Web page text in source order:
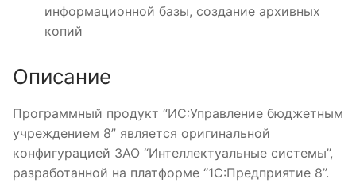
информационной базы, создание архивных
копий
Описание
Программный продукт “ИС:Управление бюджетным
учреждением 8” является оригинальной
конфигурацией ЗАО “Интеллектуальные системы”,
разработанной на платформе “1С:Предприятие 8”.